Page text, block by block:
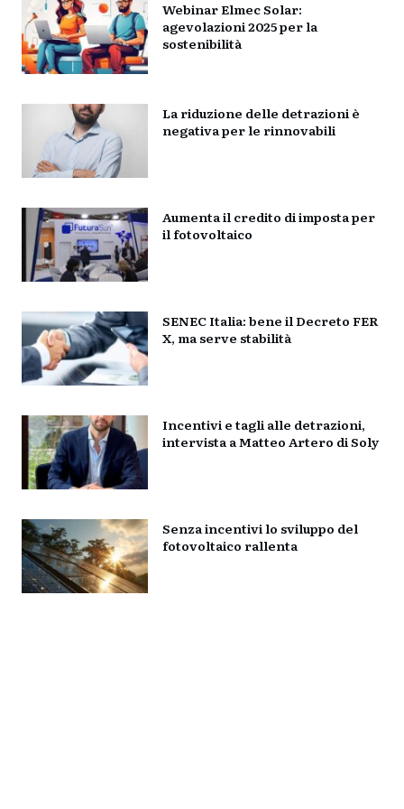
Webinar Elmec Solar:
agevolazioni 2025 per la
sostenibilità
La riduzione delle detrazioni è
negativa per le rinnovabili
Aumenta il credito di imposta per
il fotovoltaico
SENEC Italia: bene il Decreto FER
X, ma serve stabilità
Incentivi e tagli alle detrazioni,
intervista a Matteo Artero di Soly
Senza incentivi lo sviluppo del
fotovoltaico rallenta